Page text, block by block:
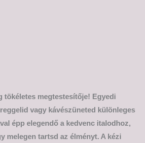
tökéletes megtestesítője! Egyedi
vagy kávészüneted különleges
épp elegendő a kedvenc italodhoz,
melegen tartsd az élményt. A kézi